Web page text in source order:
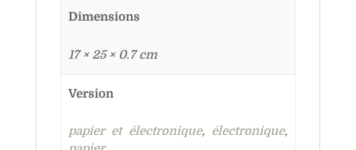
Dimensions
17 × 25 × 0.7 cm
Version
papier et électronique, électronique,